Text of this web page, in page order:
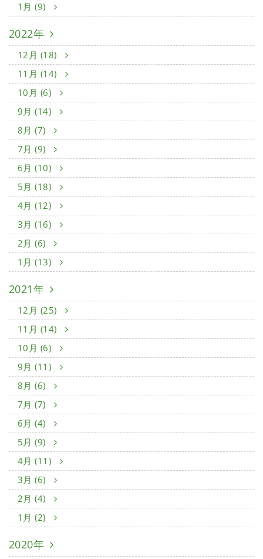
1月 (9)
2022年
12月 (18)
11月 (14)
10月 (6)
9月 (14)
8月 (7)
7月 (9)
6月 (10)
5月 (18)
4月 (12)
3月 (16)
2月 (6)
1月 (13)
2021年
12月 (25)
11月 (14)
10月 (6)
9月 (11)
8月 (6)
7月 (7)
6月 (4)
5月 (9)
4月 (11)
3月 (6)
2月 (4)
1月 (2)
2020年